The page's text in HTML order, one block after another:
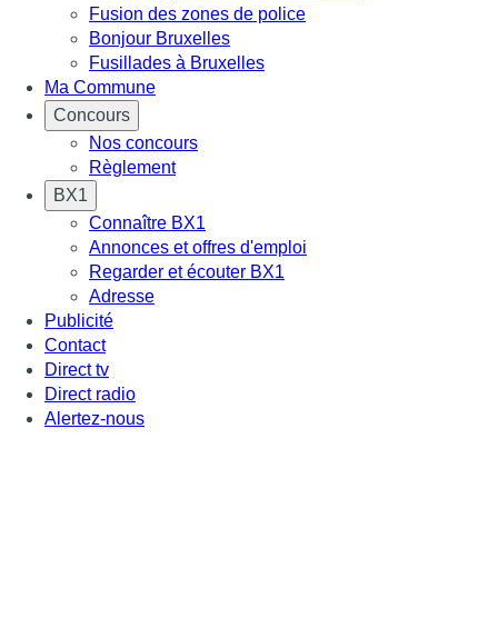
Fusion des zones de police
Bonjour Bruxelles
Fusillades à Bruxelles
Ma Commune
Concours
Nos concours
Règlement
BX1
Connaître BX1
Annonces et offres d'emploi
Regarder et écouter BX1
Adresse
Publicité
Contact
Direct tv
Direct radio
Alertez-nous